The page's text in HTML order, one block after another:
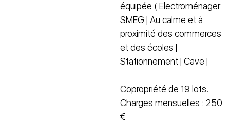
équipée ( Electroménager
SMEG | Au calme et à
proximité des commerces
et des écoles |
Stationnement | Cave |
Copropriété de 19 lots.
Charges mensuelles : 250
€